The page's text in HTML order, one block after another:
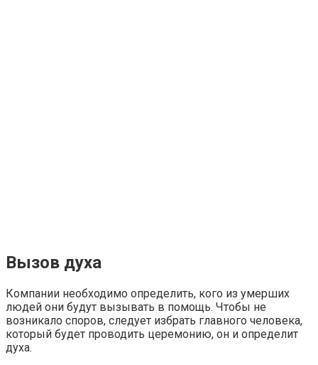
Вызов духа
Компании необходимо определить, кого из умерших
людей они будут вызывать в помощь. Чтобы не
возникало споров, следует избрать главного человека,
который будет проводить церемонию, он и определит
духа.